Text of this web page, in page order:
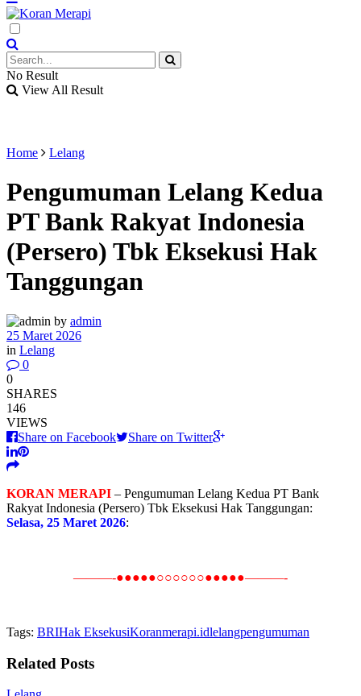
No Result
View All Result
Home Lelang
Pengumuman Lelang Kedua
PT Bank Rakyat Indonesia
(Persero) Tbk Eksekusi Hak
Tanggungan
by admin
25 Maret 2026
in Lelang
0
0
SHARES
146
VIEWS
Share on Facebook
Share on Twitter
KORAN MERAPI – Pengumuman Lelang Kedua PT Bank
Rakyat Indonesia (Persero) Tbk Eksekusi Hak Tanggungan:
Selasa, 25 Maret 2026:
———-●●●●●○○○○○○●●●●●———-
Tags: BRIHak EksekusiKoranmerapi.idlelangpengumuman
Related Posts